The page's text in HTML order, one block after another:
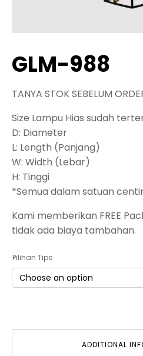
GLM-988
TANYA STOK SEBELUM
Size Lampu Hias sudah
D: Diameter
L: Length (Panjang)
W: Width (Lebar)
H: Tinggi
*Semua dalam satuan
Kami memberikan FREE
tidak ada biaya tambahan.
Pilihan Tipe
ADDITIONAL